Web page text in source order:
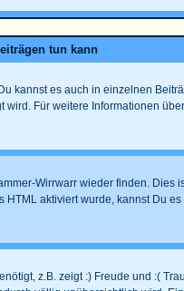
tun kann
kannst es auch in einzelnen
Für weitere Informationen
Wirrwarr wieder finden. Dies
aktiviert wurde, kannst Du
z.B. zeigt :) Freude und :(